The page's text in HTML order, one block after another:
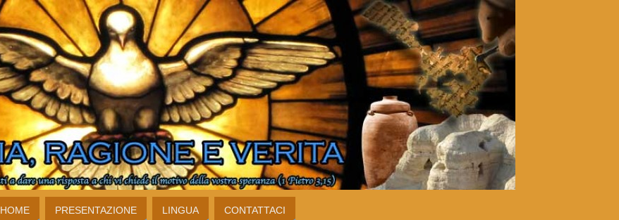
HOME PRESENTAZIONE LINGUA CONTATTACI